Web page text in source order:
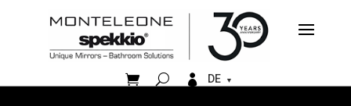
  DE